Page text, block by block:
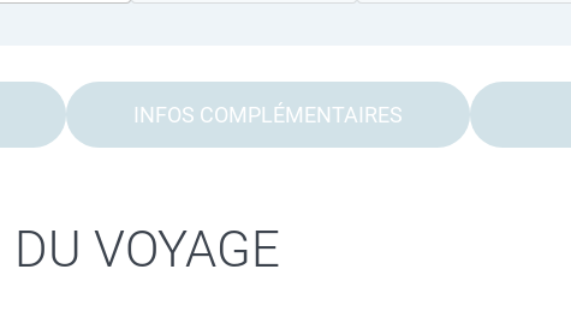
INFOS COMPLÉMENTAIRES
DU VOYAGE